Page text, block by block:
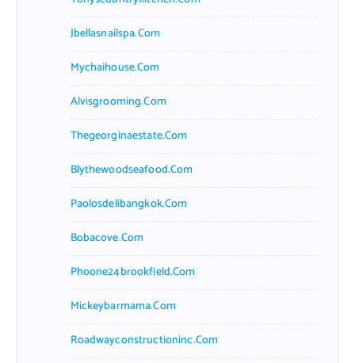
Jbellasnailspa.com
Mychaihouse.com
Alvisgrooming.com
Thegeorginaestate.com
Blythewoodseafood.com
Paolosdelibangkok.com
Bobacove.com
Phoone24brookfield.com
Mickeybarmama.com
Roadwayconstructioninc.com